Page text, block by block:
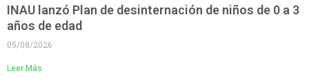
INAU lanzó Plan de desinternación de niños de 0 a 3
años de edad
05/08/2026
Leer Más